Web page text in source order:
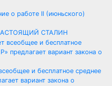
о работе II (июньcкого)
СТАЛИН
и бесплатное среднее
вариант закона о